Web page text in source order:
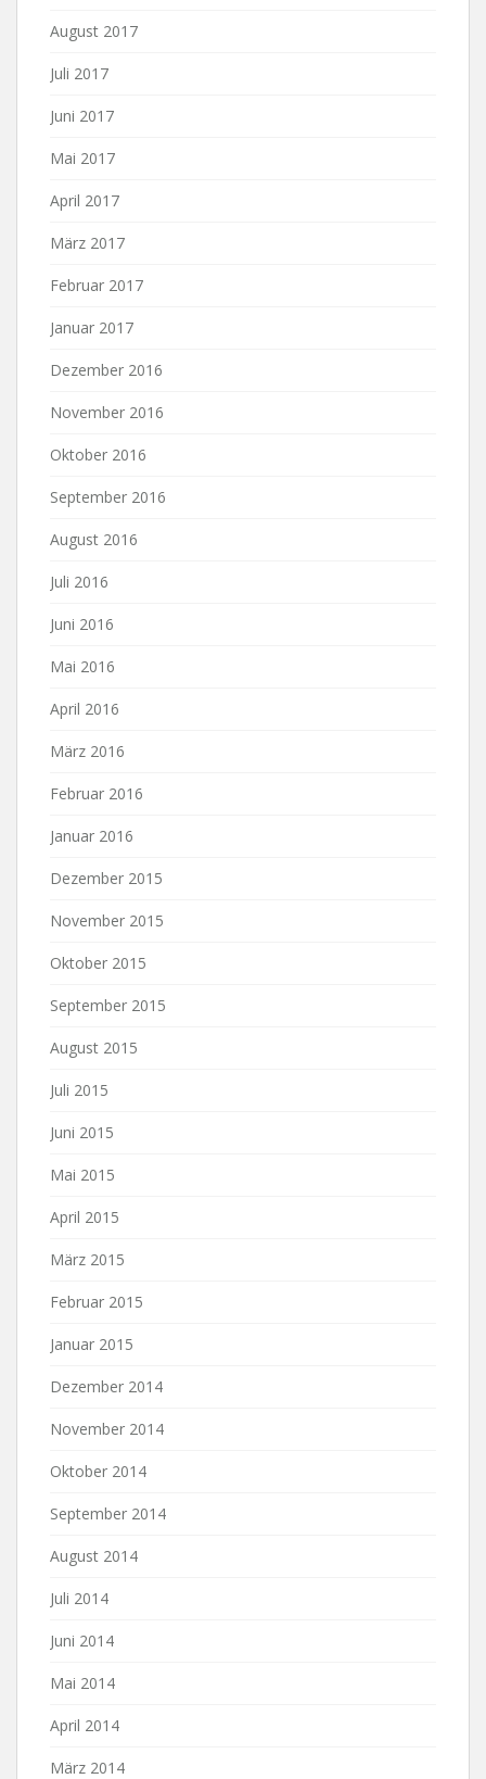
August 2017
Juli 2017
Juni 2017
Mai 2017
April 2017
März 2017
Februar 2017
Januar 2017
Dezember 2016
November 2016
Oktober 2016
September 2016
August 2016
Juli 2016
Juni 2016
Mai 2016
April 2016
März 2016
Februar 2016
Januar 2016
Dezember 2015
November 2015
Oktober 2015
September 2015
August 2015
Juli 2015
Juni 2015
Mai 2015
April 2015
März 2015
Februar 2015
Januar 2015
Dezember 2014
November 2014
Oktober 2014
September 2014
August 2014
Juli 2014
Juni 2014
Mai 2014
April 2014
März 2014